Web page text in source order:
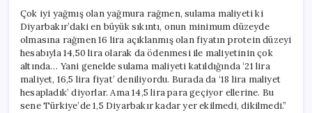
Çok iyi yağmış olan yağmura rağmen, sulama maliyeti ki
Diyarbakır’daki en büyük sıkıntı, onun minimum düzeyde
olmasına rağmen 16 lira açıklanmış olan fiyatın protein düzeyi
hesabıyla 14,50 lira olarak da ödenmesi ile maliyetinin çok
altında… Yani genelde sulama maliyeti katıldığında ‘21 lira
maliyet, 16,5 lira fiyat’ deniliyordu. Burada da ‘18 lira maliyet
hesapladık’ diyorlar. Ama 14,5 lira para geçiyor ellerine. Bu
sene Türkiye’de 1,5 Diyarbakır kadar yer ekilmedi, dikilmedi.”